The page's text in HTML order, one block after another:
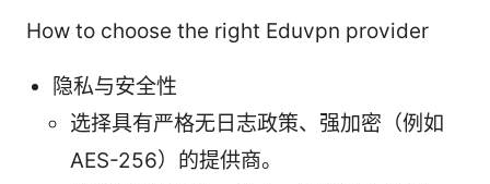
How to choose the right Eduvpn provider
隐私与安全性
选择具有严格无日志政策、强加密（例如
AES-256）的提供商。